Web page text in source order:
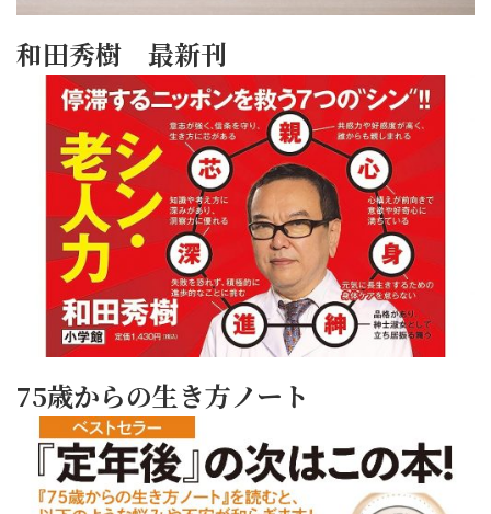
和田秀樹 最新刊
75歳からの生き方ノート